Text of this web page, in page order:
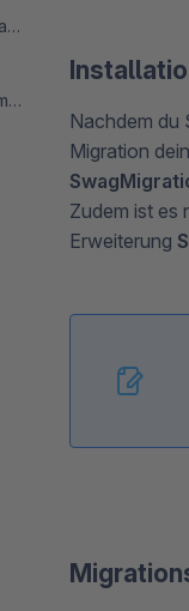
Installation Shopware 6
Fehlerbehebung im Migrationsprozess
Nachdem du
Migration
Zudem ist es
Erweiterung